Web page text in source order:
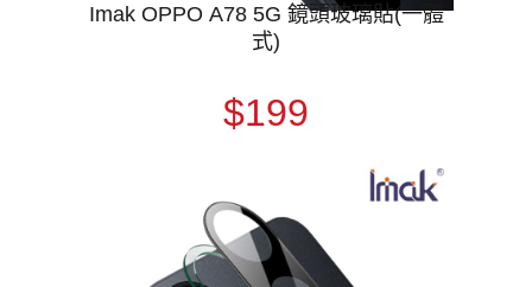
Imak OPPO A78 5G 鏡頭玻璃貼(一體
式)
$199